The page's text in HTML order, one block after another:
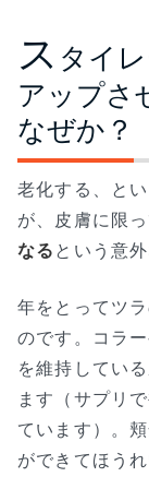
ス タイ
アップさ
なぜか？
老化する、と
が、皮膚に限
なる という意
年をとってツ
のです。コラ
を維持してい
ます（サプリ
ています）。
ができてほう